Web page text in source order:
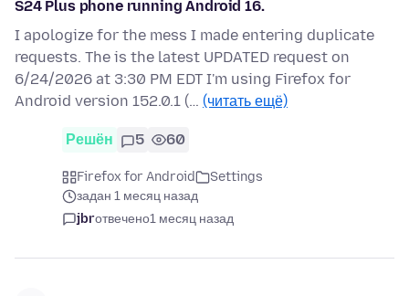
S24 Plus phone running Android 16.
I apologize for the mess I made entering duplicate
requests. The is the latest UPDATED request on
6/24/2026 at 3:30 PM EDT I'm using Firefox for
Android version 152.0.1 (… (читать ещё)
Решён 5 60
Firefox for Android
Settings
задан 1 месяц назад
jbrотвечено1 месяц назад